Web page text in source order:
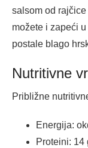
salsom od
možete i zapeći
postale blago
Nutritivne
Približne
Energija:
Proteini: 14